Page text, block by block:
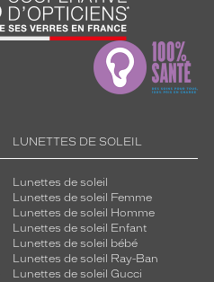
LUNETTES DE SOLEIL
Lunettes de soleil
Lunettes de soleil Femme
Lunettes de soleil Homme
Lunettes de soleil Enfant
Lunettes de soleil bébé
Lunettes de soleil Ray-Ban
Lunettes de soleil Gucci